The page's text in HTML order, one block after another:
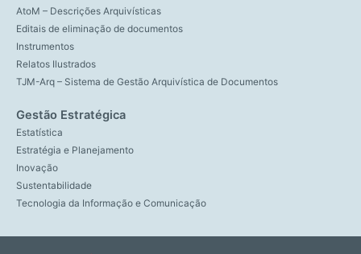
AtoM – Descrições Arquivísticas
Editais de eliminação de documentos
Instrumentos
Relatos Ilustrados
TJM-Arq – Sistema de Gestão Arquivística de Documentos
Gestão Estratégica
Estatística
Estratégia e Planejamento
Inovação
Sustentabilidade
Tecnologia da Informação e Comunicação